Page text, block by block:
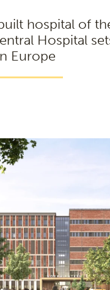
hospital of
Hospital
Europe